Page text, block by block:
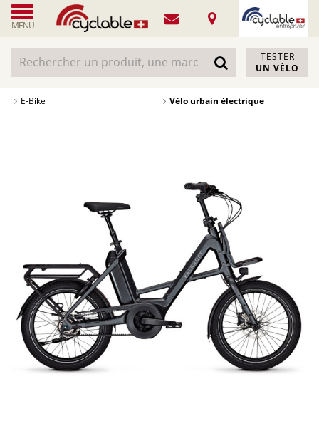
MENU
TESTER
UN VÉLO
E-Bike Vélo urbain électrique